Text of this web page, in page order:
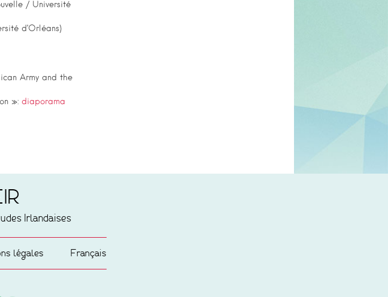
/ Université
d’Orléans)
Army and the
»: diaporama
Irlandaises
légales Français